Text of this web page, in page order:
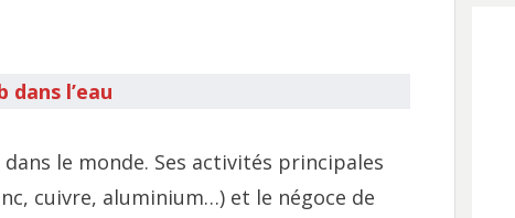
l’eau
le monde. Ses activités principales
cuivre, aluminium…) et le négoce de